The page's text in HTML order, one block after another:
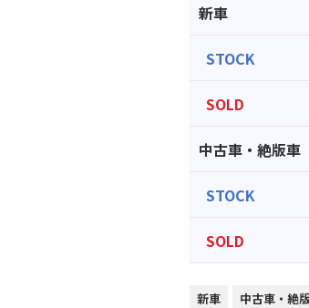
新車
STOCK
SOLD
中古車・絶版車
STOCK
SOLD
新車
中古車・絶